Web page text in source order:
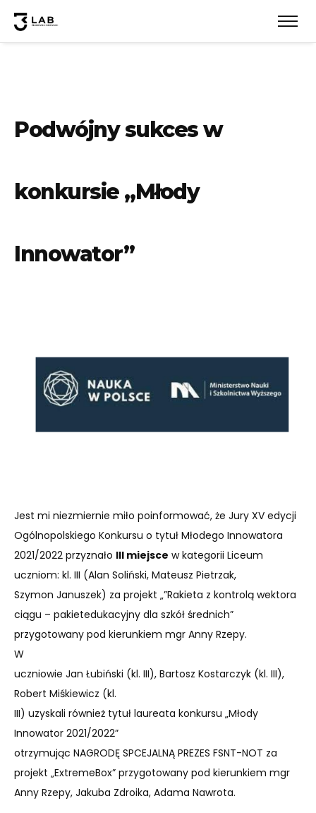
Podwójny sukces w
konkursie „Młody
Innowator”
Jest mi niezmiernie miło poinformować, że Jury XV edycji
Ogólnopolskiego Konkursu o tytuł Młodego Innowatora
2021/2022 przyznało III miejsce w kategorii Liceum
uczniom: kl. III (Alan Soliński, Mateusz Pietrzak,
Szymon Januszek) za projekt „”Rakieta z kontrolą wektora
ciągu – pakietedukacyjny dla szkół średnich”
przygotowany pod kierunkiem mgr Anny Rzepy.
W
uczniowie Jan Łubiński (kl. III), Bartosz Kostarczyk (kl. III),
Robert Miśkiewicz (kl.
III) uzyskali również tytuł laureata konkursu „Młody
Innowator 2021/2022”
otrzymując NAGRODĘ SPCEJALNĄ PREZES FSNT-NOT za
projekt „ExtremeBox” przygotowany pod kierunkiem mgr
Anny Rzepy, Jakuba Zdroika, Adama Nawrota.